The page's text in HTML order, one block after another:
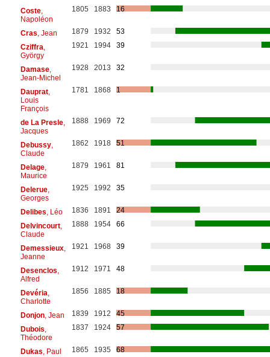
Coste,
Napoléon
1805 1883 16
Cras , Jean 1879 1932
53
Cziffra
György
1921 1994 39
Damase,
Jean-Michel
1928 2013 32
Dauprat,
Louis
François
1781 1868 1
de La Presle,
Jacques
1888 1969 72
Debussy,
Claude
1862 1918 51
Delage,
Maurice
1879 1961 81
Delerue,
Georges
1925 1992 35
Delibes , Léo 1836 1891
24
Delvincourt,
Claude
1888 1954 66
Demessieux,
Jeanne
1921 1968 39
Desenclos
Alfred
1912 1971 48
Devéria
Charlotte
1856 1885 18
Donjon, Jean 1839 1912
45
Dubois
Théodore
1837 1924 57
Dukas , Paul 1865 1935 68